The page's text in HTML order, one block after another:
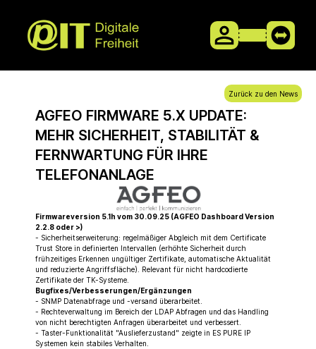
Zurück zu den News
AGFEO FIRMWARE 5.X UPDATE:
MEHR SICHERHEIT, STABILITÄT &
FERNWARTUNG FÜR IHRE
TELEFONANLAGE
Firmwareversion 5.1h vom 30.09.25 (AGFEO Dashboard Version
2.2.8 oder >)
- Sicherheitserweiterung: regelmäßiger Abgleich mit dem Certificate
Trust Store in definierten Intervallen (erhöhte Sicherheit durch
frühzeitiges Erkennen ungültiger Zertifikate, automatische Aktualität
und reduzierte Angriffsfläche). Relevant für nicht hardcodierte
Zertifikate der TK-Systeme.
Bugfixes/Verbesserungen/Ergänzungen
- SNMP Datenabfrage und -versand überarbeitet.
- Rechteverwaltung im Bereich der LDAP Abfragen und das Handling
von nicht berechtigten Anfragen überarbeitet und verbessert.
- Taster-Funktionalität "Auslieferzustand" zeigte in ES PURE IP
Systemen kein stabiles Verhalten.